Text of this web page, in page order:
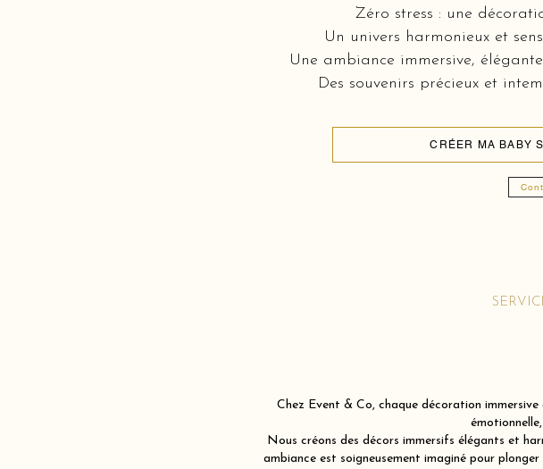
Zéro stress : une
Un univers harmonieux et
Une ambiance immersive,
Des souvenirs précieux et
CRÉER MA BABY
Chez Event & Co, chaque décoration
Nous créons des décors immersifs élégants et
ambiance est soigneusement imaginé pour